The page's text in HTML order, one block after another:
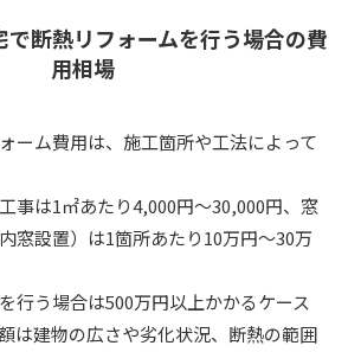
で断熱リフォームを行う場合の費
用相場
ーム費用は、施工箇所や工法によって
事は1㎡あたり4,000円～30,000円、窓
窓設置）は1箇所あたり10万円～30万
行う場合は500万円以上かかるケース
は建物の広さや劣化状況、断熱の範囲